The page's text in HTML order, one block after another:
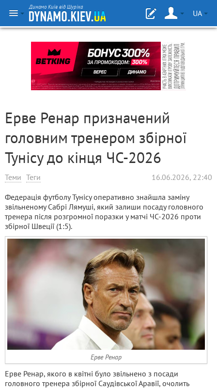
Динамо Київ від Шуріка
UA
Ерве Ренар призначений
головним тренером збірної
Тунісу до кінця ЧС-2026
Теми Теги 16.06.2026, 22:40
Федерація футболу Тунісу оперативно знайшла заміну
звільненому Сабрі Лямуші, який залиши посаду головного
тренера після розгромної поразки у матчі ЧС-2026 проти
збірної Швеції (1:5).
Ерве Ренар
Ерве Ренар, якого в квітні було звільнено з посади
головного тренера збірної Саудівської Аравії, очолить